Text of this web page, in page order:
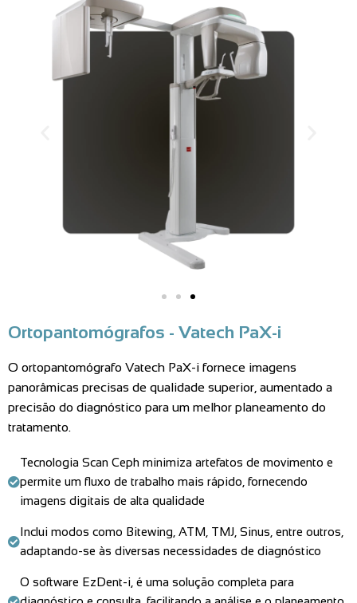
Ortopantomógrafos - Vatech PaX-i
O ortopantomógrafo Vatech PaX-i fornece imagens
panorâmicas precisas de qualidade superior, aumentado a
precisão do diagnóstico para um melhor planeamento do
tratamento.
Tecnologia Scan Ceph minimiza artefatos de movimento e
permite um fluxo de trabalho mais rápido, fornecendo
imagens digitais de alta qualidade
Inclui modos como Bitewing, ATM, TMJ, Sinus, entre outros,
adaptando-se às diversas necessidades de diagnóstico
O software EzDent-i, é uma solução completa para